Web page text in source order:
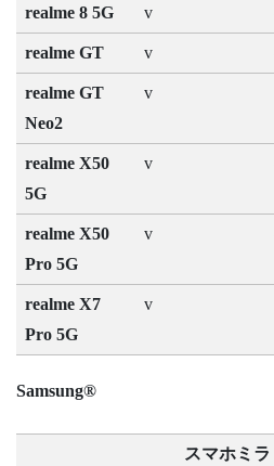
realme 8 5G v
realme GT v
realme GT
Neo2
v
realme X50
5G
v
realme X50
Pro 5G
v
realme X7
Pro 5G
v
Samsung®
スマホミラ